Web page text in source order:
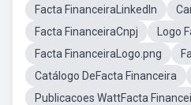
Facta FinanceiraLinkedIn
Facta FinanceiraCnpj
Logo
Facta FinanceiraLogo.png
Catálogo DeFacta Financeira
Publicacoes WattFacta